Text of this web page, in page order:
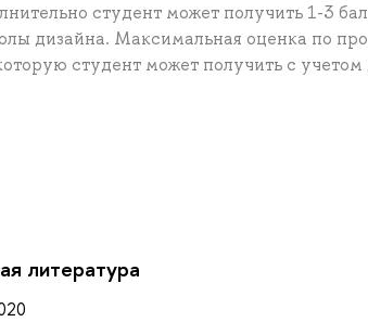
студент может получить 1-3
дизайна. Максимальная оценка по
студент может получить с
литература